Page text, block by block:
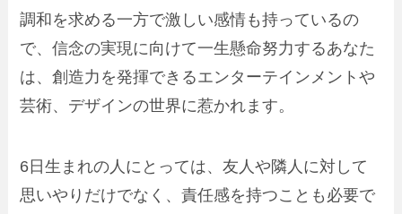
調和を求める一方で激しい感情も持っているの
で、信念の実現に向けて一生懸命努力するあなた
は、創造力を発揮できるエンターテインメントや
芸術、デザインの世界に惹かれます。
6日生まれの人にとっては、友人や隣人に対して
思いやりだけでなく、責任感を持つことも必要で